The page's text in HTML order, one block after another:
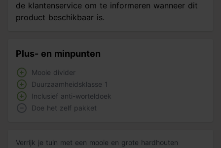
de klantenservice om te informeren wanneer dit
product beschikbaar is.
Plus- en minpunten
Mooie divider
Duurzaamheidsklasse 1
Inclusief anti-worteldoek
Doe het zelf pakket
Verrijk je tuin met een mooie en grote hardhouten